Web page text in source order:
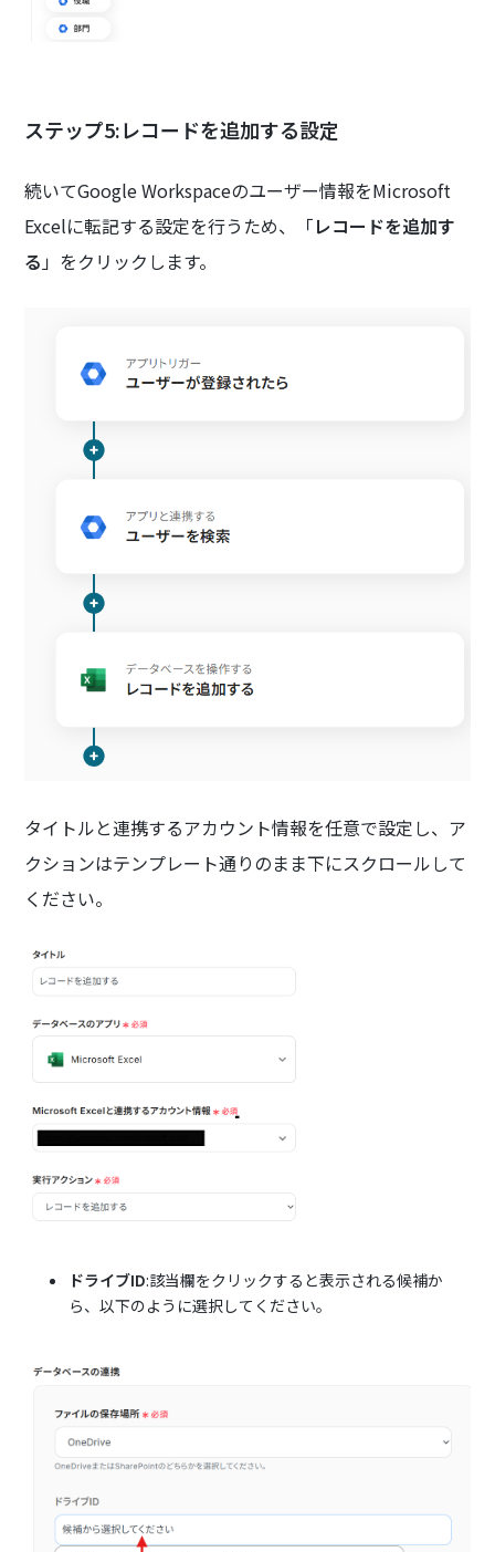
ステップ5:レコードを追加する設定
続いてGoogle Workspaceのユーザー情報をMicrosoft
Excelに転記する設定を行うため、「レコードを追加す
る」をクリックします。
タイトルと連携するアカウント情報を任意で設定し、ア
クションはテンプレート通りのまま下にスクロールして
ください。
ドライブID:該当欄をクリックすると表示される候補か
ら、以下のように選択してください。